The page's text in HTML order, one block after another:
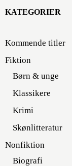
KATEGORIER
Kommende titler
Fiktion
Børn & unge
Klassikere
Krimi
Skønlitteratur
Nonfiktion
Biografi